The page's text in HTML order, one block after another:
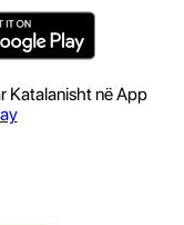
Katalanisht në App